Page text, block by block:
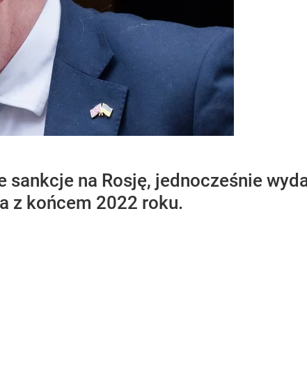
sankcje na Rosję, jednocześnie
z końcem 2022 roku.